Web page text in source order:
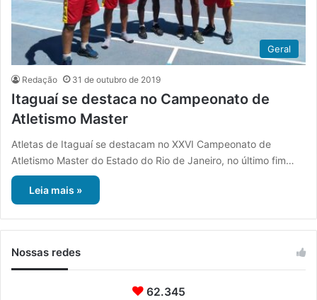
Geral
Redação 31 de outubro de 2019
Itaguaí se destaca no Campeonato de
Atletismo Master
Atletas de Itaguaí se destacam no XXVI Campeonato de
Atletismo Master do Estado do Rio de Janeiro, no último fim…
Leia mais »
Nossas redes
62.345